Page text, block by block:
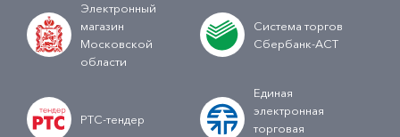
Электронный
магазин
Московской
области
Система торгов
Сбербанк-АСТ
РТС-тендер
Единая
электронная
торговая